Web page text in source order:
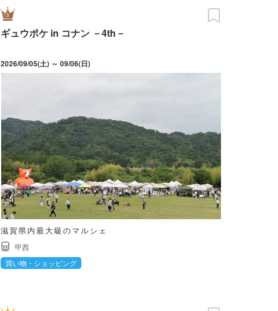
ギュウポケ in コナン －4th－
2026/09/05(土) ～ 09/06(日)
滋賀県内最大級のマルシェ
甲西
買い物・ショッピング